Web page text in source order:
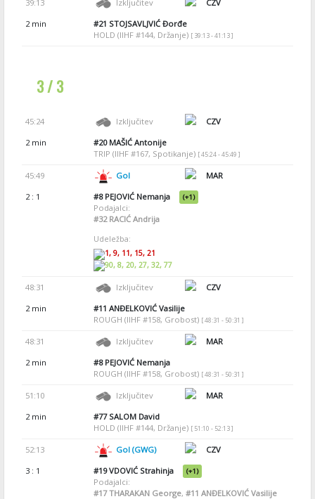
39:13 Izključitev
CZV
2 min
#21 STOJSAVLJVIĆ Đorđe
HOLD (IIHF #144, Držanje) [ 39:13 - 41:13 ]
3 / 3
45:24 Izključitev
CZV
2 min
#20MAŠIĆ Antonije
TRIP (IIHF #167, Spotikanje) [ 45:24 - 45:49 ]
45:49 Gol
MAR
2 : 1
#8PEJOVIĆ Nemanja (+1)
Podajalci:
#32RACIĆ Andrija
Udeležba:
1, 9, 11, 15, 21
90, 8, 20, 27, 32, 77
48:31 Izključitev
CZV
2 min
#11 ANĐELKOVIĆ Vasilije
ROUGH (IIHF #158, Grobost) [ 48:31 - 50:31 ]
48:31 Izključitev
MAR
2 min
#8PEJOVIĆ Nemanja
ROUGH (IIHF #158, Grobost) [ 48:31 - 50:31 ]
51:10 Izključitev
MAR
2 min
#77SALOM David
HOLD (IIHF #144, Držanje) [ 51:10 - 52:13 ]
52:13 Gol (GWG)
CZV
3 : 1
#19VDOVIĆ Strahinja (+1)
Podajalci:
#17THARAKAN George, #11 ANĐELKOVIĆ Vasilije